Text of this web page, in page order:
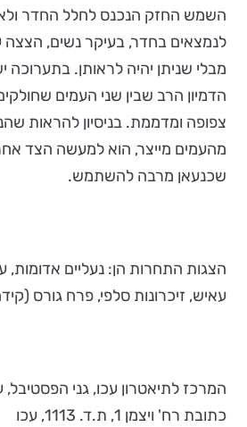
השמש החזק הנכנס לחלל החדר
לנמצאים בחדר, בעיקר נשים,
מבלי שניתן יהיה לראותן. בתערוכה
הדמיון הרב שבין שני העמים
צפופה ומדממת. בניסיון להראות
מהעמים מייצר, הוא למעשה הצד
שכנעאן מרבה להשתמש.
הצגות התחרות הן: נעליים אדומות,
עאיש, זיכרונות סלפי, פרח גורס
המרכז לתיאטרון עכו, גני
כתובת רח' ויצמן 1, ת.ד. 1113, עכו